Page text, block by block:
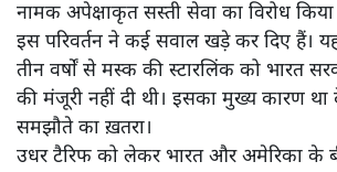
नामक अपेक्षाकृत सस्ती सेवा का विरोध
इस परिवर्तन ने कई सवाल खड़े कर दिए हैं।
तीन वर्षों से मस्क की स्टारलिंक को भारत
की मंजूरी नहीं दी थी। इसका मुख्य कारण था
समझौते का ख़तरा।
उधर टैरिफ को लेकर भारत और अमेरिका के